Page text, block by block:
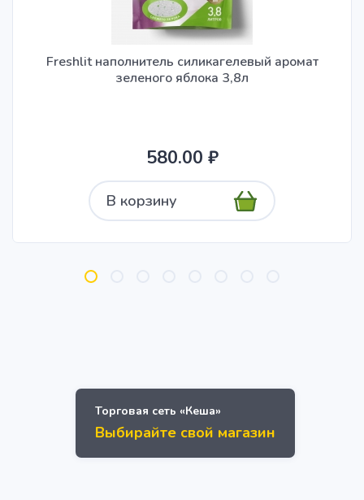
Freshlit наполнитель силикагелевый аромат
зеленого яблока 3,8л
580.00 ₽
В корзину
Торговая сеть «Кеша»
Выбирайте свой магазин